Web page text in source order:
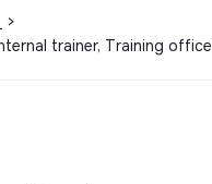
>
trainer, Training